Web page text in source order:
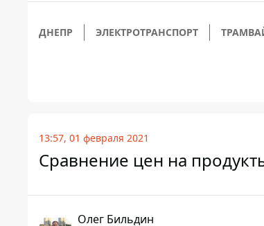
ДНЕПР ЭЛЕКТРОТРАНСПОРТ
13:57, 01 февраля 2021
Сравнение цен на
Олег Бильдин